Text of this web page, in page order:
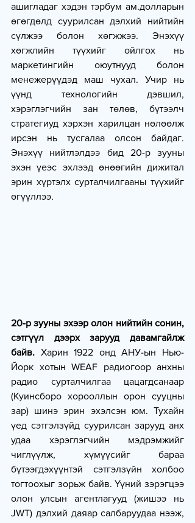
ашигладаг хэдэн тэрбум ам.долларын
өгөгдөлд суурилсан дэлхий нийтийн
сүлжээ болон хөгжжээ. Энэхүү
хөгжлийн түүхийг ойлгох нь
маркетингийн оюутнууд болон
менежерүүдэд маш чухал. Учир нь
үүнд технологийн дэвшил,
хэрэглэгчийн зан төлөв, бүтээлч
стратегиуд хэрхэн харилцан нөлөөлж
ирсэн нь тусгалаа олсон байдаг.
Энэхүү нийтлэлдээ бид 20-р зууны
эхэн үеэс эхлээд өнөөгийн дижитал
эрин хүртэлх сурталчилгааны түүхийг
өгүүллээ.
20-р зууны эхээр олон нийтийн сонин,
сэтгүүл дээрх зарууд давамгайлж
байв. Харин 1922 онд АНУ-ын Нью-
Йорк хотын WEAF радиогоор анхны
радио сурталчилгаа цацагдсанаар
(Куинсборо хорооллын орон сууцны
зар) шинэ эрин эхэлсэн юм. Тухайн
үед сэтгэлзүйд суурилсан зарууд анх
удаа хэрэглэгчийн мэдрэмжийг
чиглүүлж, хүмүүсийг бараа
бүтээгдэхүүнтэй сэтгэлзүйн холбоо
тогтоохыг зорьж байв. Үүний зэрэгцээ
олон улсын агентлагууд (жишээ нь
JWT) дэлхий даяар салбаруудаа нээж,